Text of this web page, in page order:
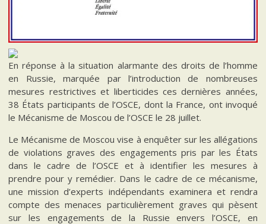
En réponse à la situation alarmante des droits de l’homme
en Russie, marquée par l’introduction de nombreuses
mesures restrictives et liberticides ces dernières années,
38 États participants de l’OSCE, dont la France, ont invoqué
le Mécanisme de Moscou de l’OSCE le 28 juillet.
Le Mécanisme de Moscou vise à enquêter sur les allégations
de violations graves des engagements pris par les États
dans le cadre de l’OSCE et à identifier les mesures à
prendre pour y remédier. Dans le cadre de ce mécanisme,
une mission d’experts indépendants examinera et rendra
compte des menaces particulièrement graves qui pèsent
sur les engagements de la Russie envers l’OSCE, en